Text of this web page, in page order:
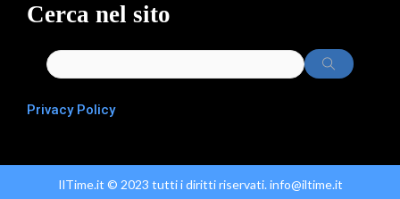
Cerca nel sito
Privacy Policy
IlTime.it © 2023 tutti i diritti riservati. info@iltime.it